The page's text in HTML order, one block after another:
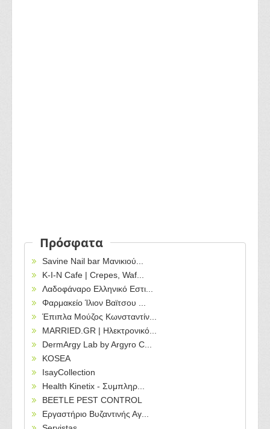
Πρόσφατα
Savine Nail bar Μανικιού...
Κ-Ι-Ν Cafe | Crepes, Waf...
Λαδοφάναρο Ελληνικό Εστι...
Φαρμακείο Ίλιον Βαϊτσου ...
Έπιπλα Μούζος Κωνσταντίν...
MARRIED.GR | Ηλεκτρονικό...
DermArgy Lab by Argyro C...
KOSEA
IsayCollection
Health Kinetix - Συμπληρ...
BEETLE PEST CONTROL
Εργαστήριο Βυζαντινής Αγ...